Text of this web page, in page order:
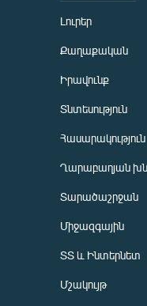
Լուրեր
Քաղաքական
Իրավունք
Տնտեսություն
Հասարակություն
Ղարաբաղյան
Տարածաշրջան
Միջազգային
ՏՏ և Ինտերնետ
Մշակույթ